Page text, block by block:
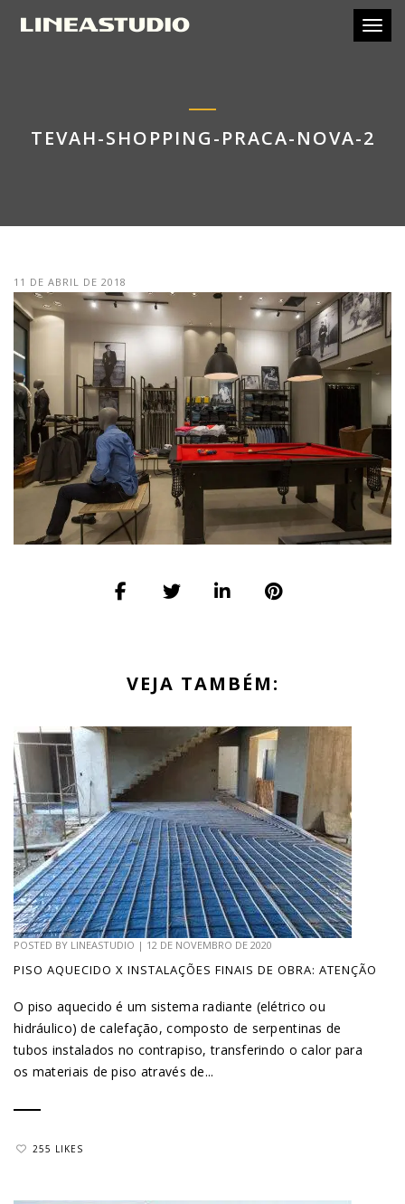
TEVAH-SHOPPING-PRACA-NOVA-2
11 DE ABRIL DE 2018
VEJA TAMBÉM:
POSTED BY LINEASTUDIO | 12 DE NOVEMBRO DE 2020
PISO AQUECIDO X INSTALAÇÕES FINAIS DE OBRA: ATENÇÃO
O piso aquecido é um sistema radiante (elétrico ou
hidráulico) de calefação, composto de serpentinas de
tubos instalados no contrapiso, transferindo o calor para
os materiais de piso através de...
255 LIKES